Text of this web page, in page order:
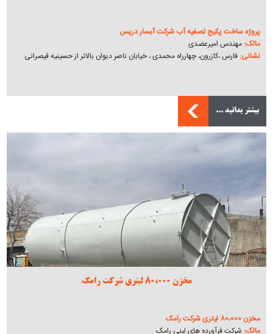
پروژه ساخت پکیج تصفیه آب شرکت آبسار دریس
مالک:مهندس امیرعضدی
نشانی:فارس ،کازرون، چهارراه محمدی ، خیابان ناصر دیوان بالاتر از حسینیه قیصرانی
بیشتر بدانید ...
مخزن 80،000 لیتری شرکت رامک
مخزن 80،000 لیتری شرکت رامک
مالک: شرکت فرآورده های لبنی رامک